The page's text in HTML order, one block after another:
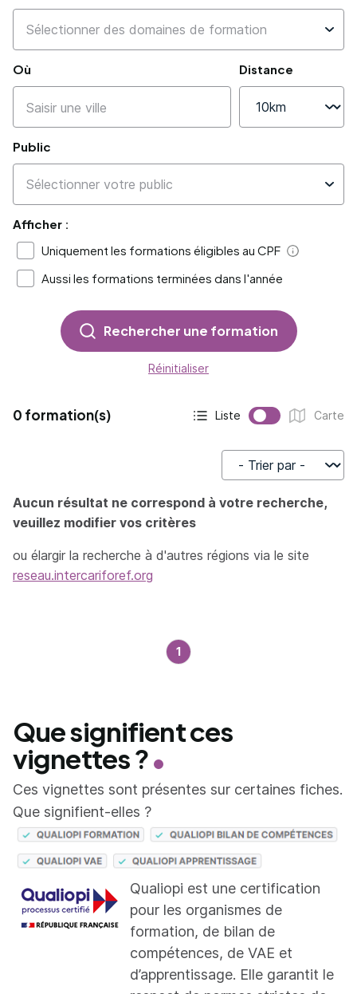
Où Distance
Public
Afficher :
Uniquement les formations éligibles au CPF
Aide
Aussi les formations terminées dans l'année
Rechercher une formation
Réinitialiser
0 formation(s)
Affichage actif :
Liste
Affichage :
Carte
Trier par
Aucun résultat ne correspond à votre recherche,
veuillez modifier vos critères
ou élargir la recherche à d'autres régions via le site
reseau.intercariforef.org
1
Que signifient ces
vignettes ?
Ces vignettes sont présentes sur certaines fiches.
Que signifient-elles ?
Qualiopi est une certification
pour les organismes de
formation, de bilan de
compétences, de VAE et
d’apprentissage. Elle garantit le